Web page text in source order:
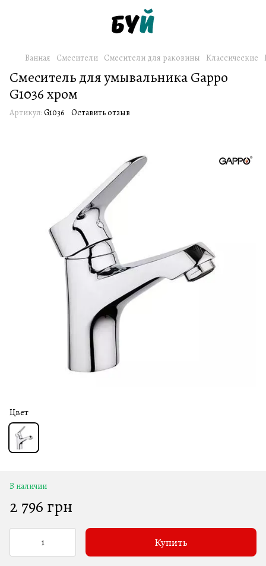
Ванная Смесители Смесители для раковины Классические
Смеситель для умывальника Gappo
G1036 хром
Артикул:G1036 Оставить отзыв
Цвет
В наличии
2 796 грн
Купить